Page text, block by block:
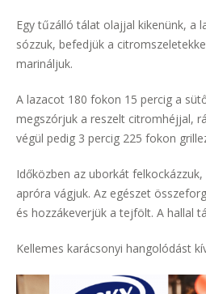
Egy tűzálló tálat olajjal kikenünk, a
sózzuk, befedjük a
marináljuk.
A lazacot 180 fokon 15 percig a
megszórjuk a reszelt citromhéjjal,
végül pedig 3 percig 225 fokon
Időközben az uborkát
apróra vágjuk. Az egészet
és hozzákeverjük a tejfölt. A hallal
Kellemes karácsonyi hangolódást